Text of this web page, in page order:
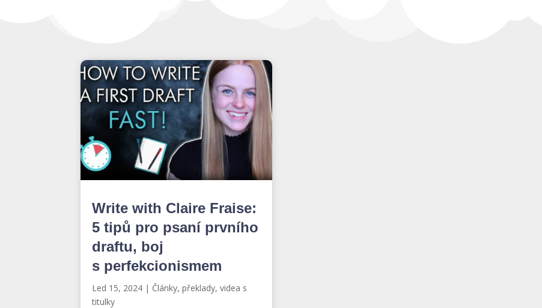
Write with Claire Fraise:
5 tipů pro psaní prvního
draftu, boj
s perfekcionismem
Led 15, 2024 | Články, překlady, videa s
titulky